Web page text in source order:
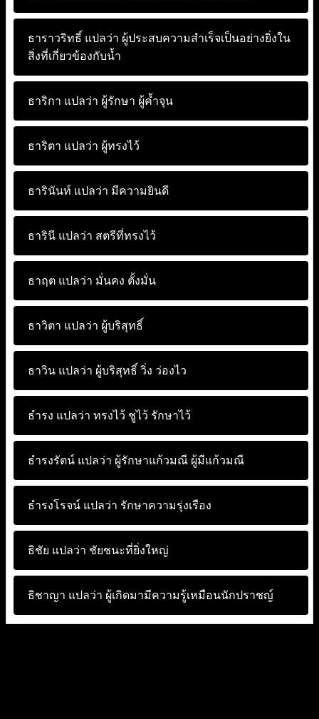
ธาราวริทธิ์ แปลว่า ผู้ประสบความสำเร็จเป็นอย่างยิ่งใน
สิ่งที่เกี่ยวข้องกับน้ำ
ธาริกา แปลว่า ผู้รักษา ผู้ค้ำจุน
ธาริตา แปลว่า ผู้ทรงไว้
ธารินันท์ แปลว่า มีความยินดี
ธารินี แปลว่า สตรีที่ทรงไว้
ธาฤต แปลว่า มั่นคง ตั้งมั่น
ธาวิตา แปลว่า ผู้บริสุทธิ์
ธาวิน แปลว่า ผู้บริสุทธิ์ วิ่ง ว่องไว
ธำรง แปลว่า ทรงไว้ ชูไว้ รักษาไว้
ธำรงรัตน์ แปลว่า ผู้รักษาแก้วมณี ผู้มีแก้วมณี
ธำรงโรจน์ แปลว่า รักษาความรุ่งเรือง
ธิชัย แปลว่า ชัยชนะที่ยิ่งใหญ่
ธิชาญา แปลว่า ผู้เกิดมามีความรู้เหมือนนักปราชญ์